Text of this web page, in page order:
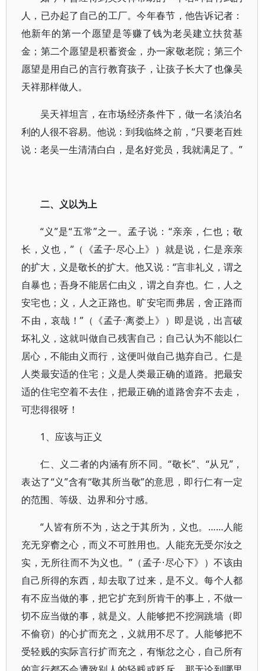
人，已办起了自己的工厂。今年春节，他告诉记者：
他新年的第一个愿望是等赚了钱为老吴建立扶贫基
金；第二个愿望是积蓄资金，办一家敬老院；第三个
愿望是用自己的言行教育孩子，让孩子长大了也像吴
天祥那样做人。
吴天祥坦言，在市场经济条件下，做一名淡泊名
利的人很不容易。他说：到我临终之前，“只要老百姓
说：老吴一生清清白白，是名好党员，我就满足了。”
二、义以为上
“义”是“五常”之一。孟子说：“亲亲，仁也；敬
长，义也，”（《孟子·尽心上》）就是说，仁是亲亲
的扩大，义是敬长的扩大。他又说：“言非礼义，谓之
自暴也；吾身不能居仁由义，谓之自弃也。仁，人之
安宅也；义，人之正路也。旷安宅而弗居，舍正路而
不由，哀哉！”（《孟子·离娄上》）即是说，出言破
坏礼义，这就叫做自己残害自己；自己认为不能以仁
居心，不能由义而行，这便叫做自己抛弃自己。仁是
人类最安适的住宅；义是人类最正确的道路。把最安
适的住宅空着不去住，把最正确的道路舍弃不去走，
可悲得很呀！
1、应该与正义
仁、义二者的内涵有所不同。“敬长”、“从兄”，
表达了“义”含有“敬其所当敬”的意思，即行仁有一定
的范围、等级、边界和分寸感。
“人皆有所不为，达之于其所为，义也。……人能
充无穿窬之心，而义不可胜用也。人能充无受尔汝之
实，无所往而不为义也。”（孟子·尽心下》）不该由
自己所得的东西，却去取了过来，是不义。每个人都
有不应当做的事，把它扩充到所肯干的事上，不做一
切不应当做的事，就是义。人能够把不挖洞跳墙（即
不偷窃）的心扩而充之，义就用不尽了。人能够把不
受轻贱的实际言行扩而充之，有惭忿之心，自己所有